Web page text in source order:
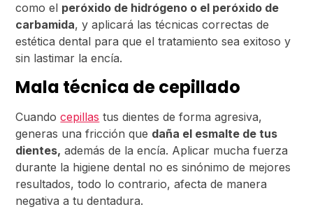
como el peróxido de hidrógeno o el peróxido de
carbamida, y aplicará las técnicas correctas de
estética dental para que el tratamiento sea exitoso y
sin lastimar la encía.
Mala técnica de cepillado
Cuandocepillas tus dientes de forma agresiva,
generas una fricción que daña el esmalte de tus
dientes, además de la encía. Aplicar mucha fuerza
durante la higiene dental no es sinónimo de mejores
resultados, todo lo contrario, afecta de manera
negativa a tu dentadura.